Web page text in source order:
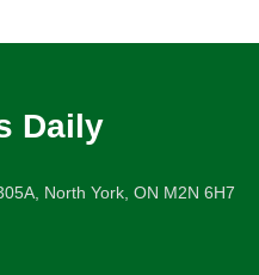
Daily
North York, ON M2N 6H7